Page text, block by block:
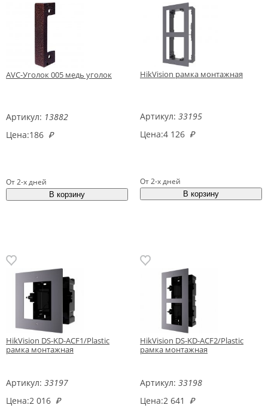
AVC-Уголок 005 медь уголок
Артикул: 13882
Цена:186 ₽
От 2-х дней
HikVision рамка монтажная
Артикул: 33195
Цена:4 126 ₽
От 2-х дней
HikVision DS-KD-ACF1/Plastic
рамка монтажная
Артикул: 33197
Цена:2 016 ₽
HikVision DS-KD-ACF2/Plastic
рамка монтажная
Артикул: 33198
Цена:2 641 ₽